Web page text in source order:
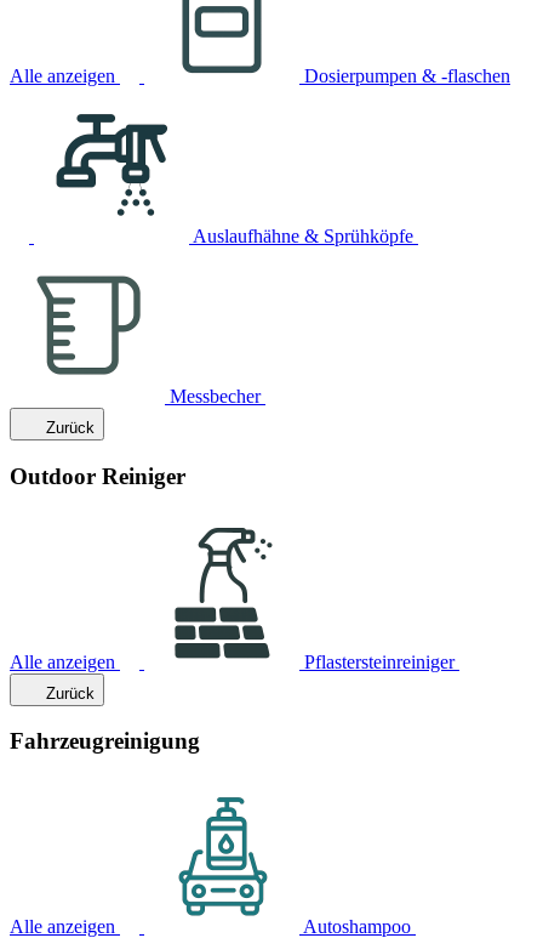
Alle anzeigen Dosierpumpen & -flaschen
Auslaufhähne & Sprühköpfe
Messbecher
Zurück
Outdoor Reiniger
Alle anzeigen Pflastersteinreiniger
Zurück
Fahrzeugreinigung
Alle anzeigen Autoshampoo